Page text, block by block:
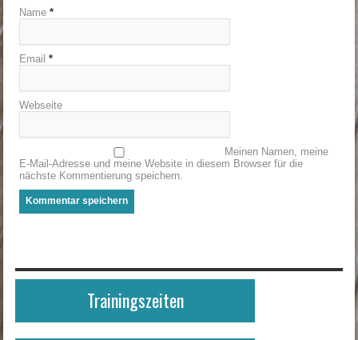
Name *
Email *
Webseite
Meinen Namen, meine
E-Mail-Adresse und meine Website in diesem Browser für die
nächste Kommentierung speichern.
Trainingszeiten